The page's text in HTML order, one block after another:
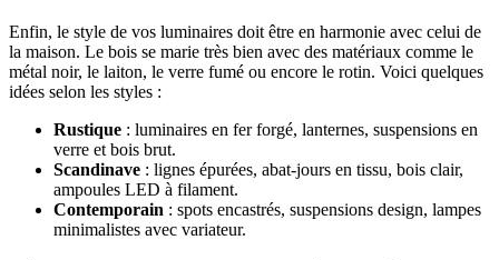
Enfin, le style de vos luminaires doit être en harmonie avec celui de
la maison. Le bois se marie très bien avec des matériaux comme le
métal noir, le laiton, le verre fumé ou encore le rotin. Voici quelques
idées selon les styles :
Rustique : luminaires en fer forgé, lanternes, suspensions en
verre et bois brut.
Scandinave : lignes épurées, abat-jours en tissu, bois clair,
ampoules LED à filament.
Contemporain : spots encastrés, suspensions design, lampes
minimalistes avec variateur.